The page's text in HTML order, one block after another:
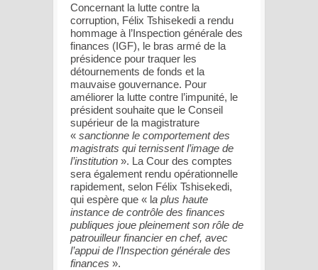
Concernant la lutte contre la
corruption, Félix Tshisekedi a rendu
hommage à l’Inspection générale des
finances (IGF), le bras armé de la
présidence pour traquer les
détournements de fonds et la
mauvaise gouvernance. Pour
améliorer la lutte contre l’impunité, le
président souhaite que le Conseil
supérieur de la magistrature
« sanctionne le comportement des
magistrats qui ternissent l’image de
l’institution ». La Cour des comptes
sera également rendu opérationnelle
rapidement, selon Félix Tshisekedi,
qui espère que « la plus haute
instance de contrôle des finances
publiques joue pleinement son rôle de
patrouilleur financier en chef, avec
l’appui de l’Inspection générale des
finances ».